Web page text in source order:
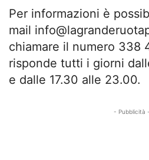
Per informazioni è
mail
chiamare il numero 338
risponde tutti i giorni
e dalle 17.30 alle 23.00.
- Pubblicità -